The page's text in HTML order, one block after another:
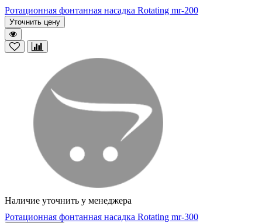
Ротационная фонтанная насадка Rotating mr-200
Уточнить цену
Наличие уточнить у менеджера
Ротационная фонтанная насадка Rotating mr-300